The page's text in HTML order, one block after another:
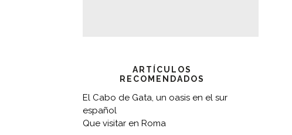
ARTÍCULOS
RECOMENDADOS
El Cabo de Gata, un oasis en el sur
español
Que visitar en Roma